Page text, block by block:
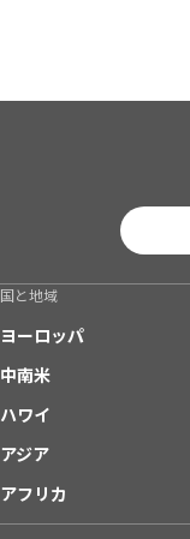
国と地域
ヨーロッパ
中南米
ハワイ
アジア
アフリカ